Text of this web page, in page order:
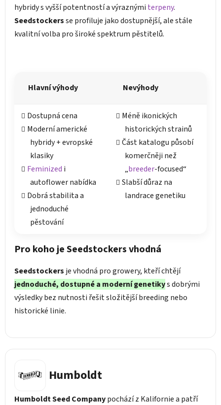
hybridy s vyšší potentností a výraznými terpeny.
Seedstockersse profiluje jako dostupnější, ale stále
kvalitní volba pro široké spektrum pěstitelů.
Hlavní výhody Nevýhody
Dostupná cena
Moderní americké
hybridy + evropské
klasiky
Feminized i
autoflower nabídka
Dobrá stabilita a
jednoduché
pěstování
Méně ikonických
historických strainů
Část katalogu působí
komerčněji než
„breeder-focused“
Slabší důraz na
landrace genetiku
Pro koho je Seedstockers vhodná
Seedstockers je vhodná pro growery, kteří chtějí
jednoduché, dostupné a moderní genetikys dobrými
výsledky bez nutnosti řešit složitější breeding nebo
historické linie.
Humboldt
Humboldt Seed Companypochází z Kalifornie a patří